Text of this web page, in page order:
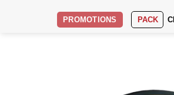
PROMOTIONS PACK